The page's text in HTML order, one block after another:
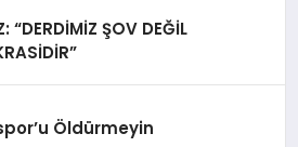
“DERDİMİZ ŞOV DEĞİL
Öldürmeyin